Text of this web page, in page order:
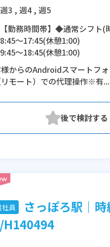
週3 , 週4 , 週5
【勤務時間帯】◆通常シフト(
8:45〜17:45(休憩1:00)
9:45〜18:45(休憩1:00)
11:15〜20:15(休憩1:00)
※残業：0〜15時間程度/月
からのAndroidスマートフ
モート）での代理操作※有...
員
さっぽろ駅｜
H140494